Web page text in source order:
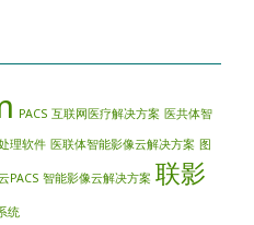
PACS 互联网医疗解决方案 医共体智
理软件 医联体智能影像云解决方案 图
PACS 智能影像云解决方案 联影
统